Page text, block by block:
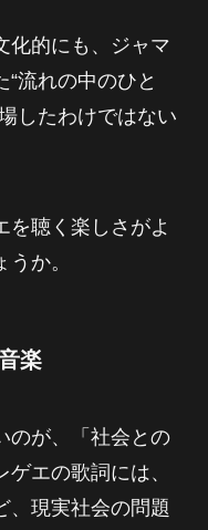
化的にも、ジャマ
流れの中のひと
したわけではない
を聴く楽しさがよ
か。
楽
のが、「社会との
エの歌詞には、
、現実社会の問題